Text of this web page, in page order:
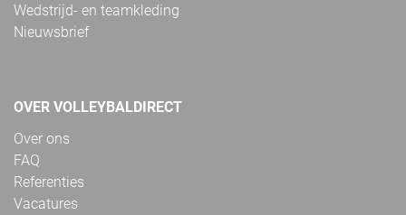
Wedstrijd- en teamkleding
Nieuwsbrief
OVER VOLLEYBALDIRECT
Over ons
FAQ
Referenties
Vacatures